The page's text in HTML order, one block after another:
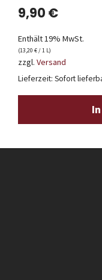
9,90 €
Enthält 19% MwSt.
(13,20 €/ 1 L)
zzgl. Versand
Lieferzeit: Sofort